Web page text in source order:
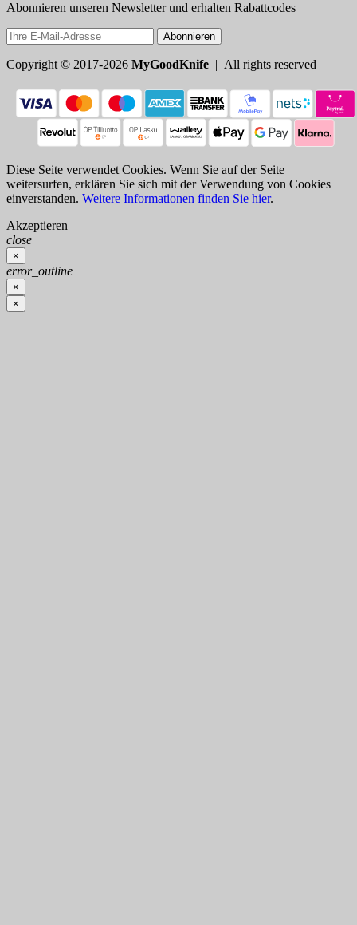
Abonnieren unseren Newsletter und erhalten Rabattcodes
Abonnieren
Copyright © 2017-2026 MyGoodKnife | All rights reserved
Diese Seite verwendet Cookies. Wenn Sie auf der Seite
weitersurfen, erklären Sie sich mit der Verwendung von Cookies
einverstanden. Weitere Informationen finden Sie hier.
Akzeptieren
close
×
error_outline
×
×